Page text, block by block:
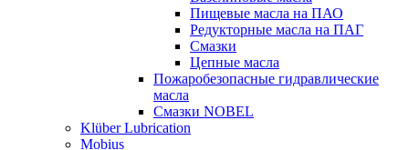
Пищевые масла на ПАО
Редукторные масла на ПАГ
Смазки
Цепные масла
Пожаробезопасные гидравлические
масла
Смазки NOBEL
Klüber Lubrication
Mobius